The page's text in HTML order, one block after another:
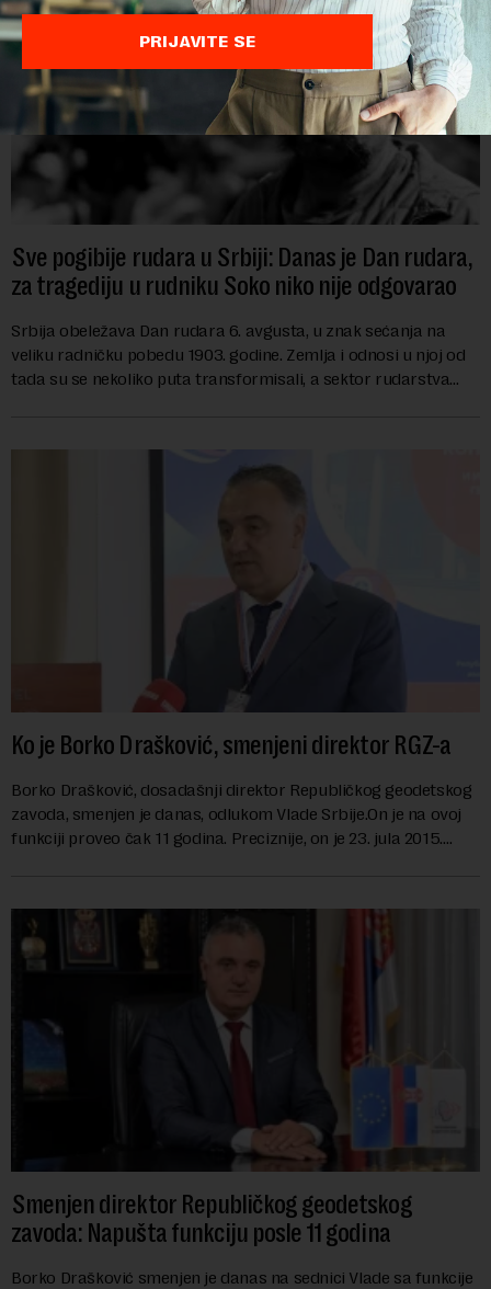
Sve pogibije rudara u Srbiji: Danas je Dan rudara,
za tragediju u rudniku Soko niko nije odgovarao
Srbija obeležava Dan rudara 6. avgusta, u znak sećanja na
veliku radničku pobedu 1903. godine. Zemlja i odnosi u njoj od
tada su se nekoliko puta transformisali, a sektor rudarstva
Ko je Borko Drašković, smenjeni direktor RGZ-a
Borko Drašković, dosadašnji direktor Republičkog geodetskog
zavoda, smenjen je danas, odlukom Vlade Srbije.On je na ovoj
funkciji proveo čak 11 godina. Preciznije, on je 23. jula 2015.
Smenjen direktor Republičkog geodetskog
zavoda: Napušta funkciju posle 11 godina
Borko Drašković smenjen je danas na sednici Vlade sa funkcije
PRIJAVITE SE